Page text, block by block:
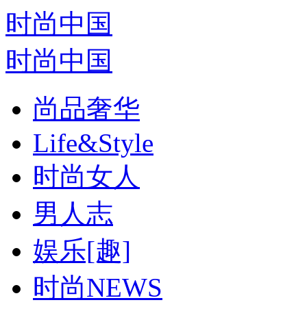
时尚中国
时尚中国
尚品奢华
Life&Style
时尚女人
男人志
娱乐[趣]
时尚NEWS